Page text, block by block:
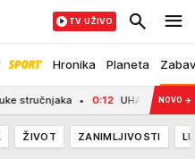
Hronika Planeta
TV UŽIVO
0:12 UHAPŠENA TRI NOVO →
ŽIVOT ZANIMLJIVOSTI